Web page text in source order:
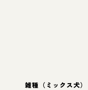
雑種（ミックス犬）